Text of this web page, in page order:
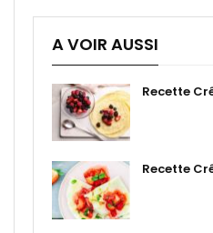
A VOIR AUSSI
Recette
Recette